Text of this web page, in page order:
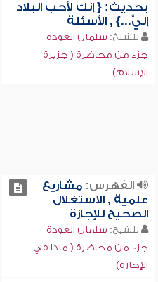
بحديث: { إنك لأحب البلاد
إليَّ...} , الأسئلة
للشيخ: سلمان العودة
جزء من محاضرة ( جزيرة
الإسلام)
الفهرس:مشاريع
علمية , الاستغلال
الصحيح للإجازة
للشيخ: سلمان العودة
جزء من محاضرة ( ماذا في
الإجازة)